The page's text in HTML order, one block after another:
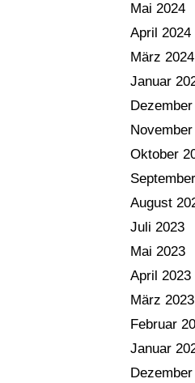
Mai 2024
April 2024
März 2024
Januar
Oktober
August
Juli 2023
Mai 2023
April 2023
März 2023
Februar
Januar